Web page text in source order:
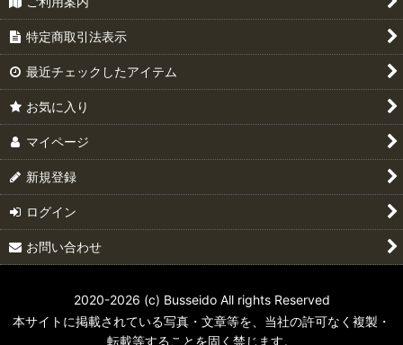
特定商取引法表示
最近チェックしたアイテム
お気に入り
マイページ
新規登録
ログイン
お問い合わせ
2020-2026 (c) Busseido All rights Reserved
本サイトに掲載されている写真・文章等を、当社の許可なく複製・
転載等することを固く禁じます。